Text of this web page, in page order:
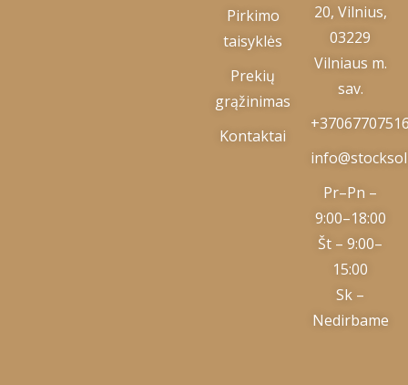
Pirkimo
taisyklės
Prekių
grąžinimas
Kontaktai
20, Vilnius,
03229
Vilniaus m.
sav.
Pr–Pn –
9:00–18:00
Št – 9:00–
15:00
Sk –
Nedirbame